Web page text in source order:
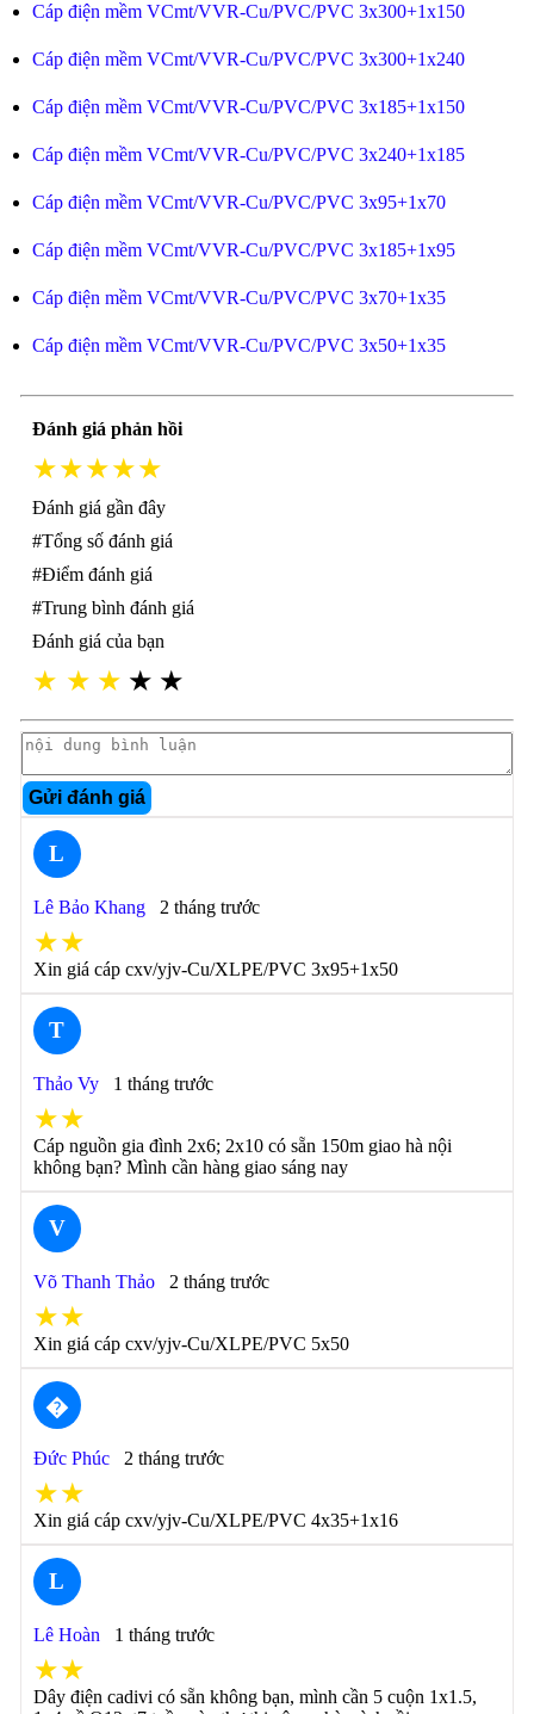
Cáp điện mềm VCmt/VVR-Cu/PVC/PVC 3x300+1x150
Cáp điện mềm VCmt/VVR-Cu/PVC/PVC 3x300+1x240
Cáp điện mềm VCmt/VVR-Cu/PVC/PVC 3x185+1x150
Cáp điện mềm VCmt/VVR-Cu/PVC/PVC 3x240+1x185
Cáp điện mềm VCmt/VVR-Cu/PVC/PVC 3x95+1x70
Cáp điện mềm VCmt/VVR-Cu/PVC/PVC 3x185+1x95
Cáp điện mềm VCmt/VVR-Cu/PVC/PVC 3x70+1x35
Cáp điện mềm VCmt/VVR-Cu/PVC/PVC 3x50+1x35
Đánh giá phản hồi
★★★★★
Đánh giá gần đây
#Tổng số đánh giá
#Điểm đánh giá
#Trung bình đánh giá
Đánh giá của bạn
★ ★ ★ ★ ★
Gửi đánh giá
L
Lê Bảo Khang 2 tháng trước
★★
Xin giá cáp cxv/yjv-Cu/XLPE/PVC 3x95+1x50
T
Thảo Vy 1 tháng trước
★★
Cáp nguồn gia đình 2x6; 2x10 có sẵn 150m giao hà nội
không bạn? Mình cần hàng giao sáng nay
V
Võ Thanh Thảo 2 tháng trước
★★
Xin giá cáp cxv/yjv-Cu/XLPE/PVC 5x50
�
Đức Phúc 2 tháng trước
★★
Xin giá cáp cxv/yjv-Cu/XLPE/PVC 4x35+1x16
L
Lê Hoàn 1 tháng trước
★★
Dây điện cadivi có sẵn không bạn, mình cần 5 cuộn 1x1.5,